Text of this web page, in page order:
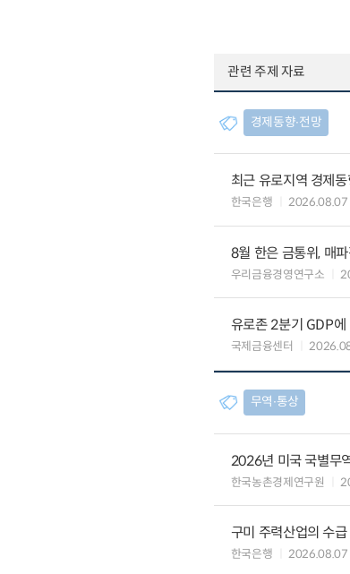
관련 주제 자료
경제동향∙전망
최근 유로지역 경제
한국은행 2026.08.07
8월 한은 금통위, 매
우리금융경영연구소
유로존 2분기 GDP에
국제금융센터
무역∙통상
2026년 미국 국별무
한국농촌경제연구원
구미 주력산업의 수
한국은행 2026.08.07